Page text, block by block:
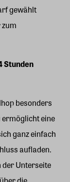
gewählt
Stunden
besonders
eine
ganz einfach
aufladen.
der Unterseite